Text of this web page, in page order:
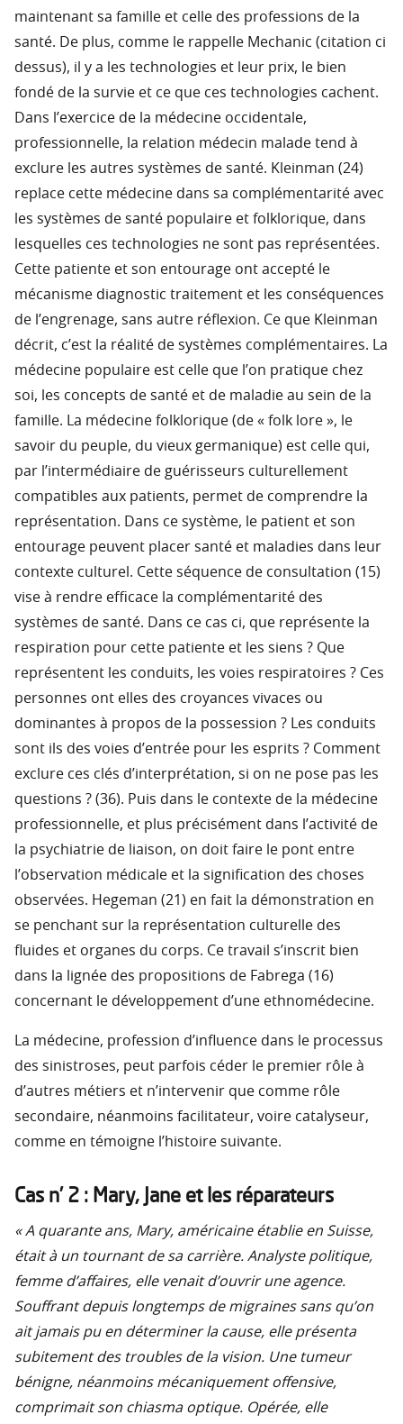
maintenant sa famille et celle des professions de la
santé. De plus, comme le rappelle Mechanic (citation ci
dessus), il y a les technologies et leur prix, le bien
fondé de la survie et ce que ces technologies cachent.
Dans l’exercice de la médecine occidentale,
professionnelle, la relation médecin malade tend à
exclure les autres systèmes de santé. Kleinman (24)
replace cette médecine dans sa complémentarité avec
les systèmes de santé populaire et folklorique, dans
lesquelles ces technologies ne sont pas représentées.
Cette patiente et son entourage ont accepté le
mécanisme diagnostic traitement et les conséquences
de l’engrenage, sans autre réflexion. Ce que Kleinman
décrit, c’est la réalité de systèmes complémentaires. La
médecine populaire est celle que l’on pratique chez
soi, les concepts de santé et de maladie au sein de la
famille. La médecine folklorique (de « folk lore », le
savoir du peuple, du vieux germanique) est celle qui,
par l’intermédiaire de guérisseurs culturellement
compatibles aux patients, permet de comprendre la
représentation. Dans ce système, le patient et son
entourage peuvent placer santé et maladies dans leur
contexte culturel. Cette séquence de consultation (15)
vise à rendre efficace la complémentarité des
systèmes de santé. Dans ce cas ci, que représente la
respiration pour cette patiente et les siens ? Que
représentent les conduits, les voies respiratoires ? Ces
personnes ont elles des croyances vivaces ou
dominantes à propos de la possession ? Les conduits
sont ils des voies d’entrée pour les esprits ? Comment
exclure ces clés d’interprétation, si on ne pose pas les
questions ? (36). Puis dans le contexte de la médecine
professionnelle, et plus précisément dans l’activité de
la psychiatrie de liaison, on doit faire le pont entre
l’observation médicale et la signification des choses
observées. Hegeman (21) en fait la démonstration en
se penchant sur la représentation culturelle des
fluides et organes du corps. Ce travail s’inscrit bien
dans la lignée des propositions de Fabrega (16)
concernant le développement d’une ethnomédecine.
La médecine, profession d’influence dans le processus
des sinistroses, peut parfois céder le premier rôle à
d’autres métiers et n’intervenir que comme rôle
secondaire, néanmoins facilitateur, voire catalyseur,
comme en témoigne l’histoire suivante.
Cas n’ 2 : Mary, Jane et les réparateurs
« A quarante ans, Mary, américaine établie en Suisse,
était à un tournant de sa carrière. Analyste politique,
femme d’affaires, elle venait d’ouvrir une agence.
Souffrant depuis longtemps de migraines sans qu’on
ait jamais pu en déterminer la cause, elle présenta
subitement des troubles de la vision. Une tumeur
bénigne, néanmoins mécaniquement offensive,
comprimait son chiasma optique. Opérée, elle